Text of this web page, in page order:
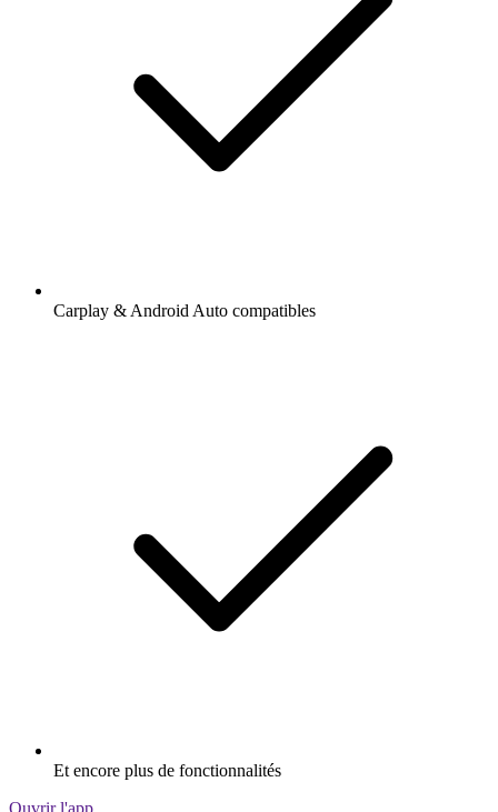
Carplay & Android Auto compatibles
Et encore plus de fonctionnalités